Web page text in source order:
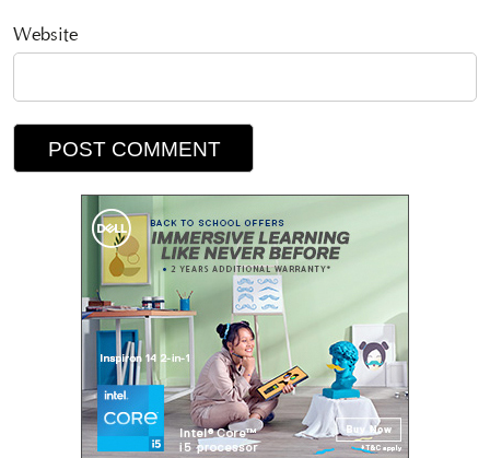
Website